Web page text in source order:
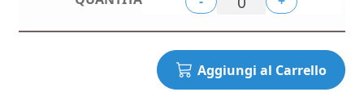
Aggiungi al Carrello